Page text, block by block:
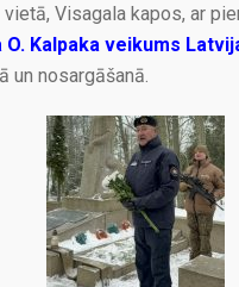
Visagala kapos, ar
O. Kalpaka veikums
un nosargāšanā.